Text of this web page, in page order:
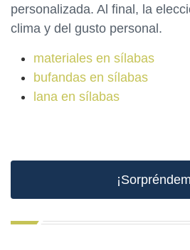
personalizada. Al final, la
clima y del gusto personal.
materiales en sílabas
bufandas en sílabas
lana en sílabas